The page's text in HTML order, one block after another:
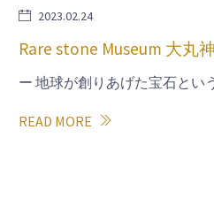
2023.02.24
Rare stone Museum 大丸
ー 地球が創りあげた宝石とい
READ MORE